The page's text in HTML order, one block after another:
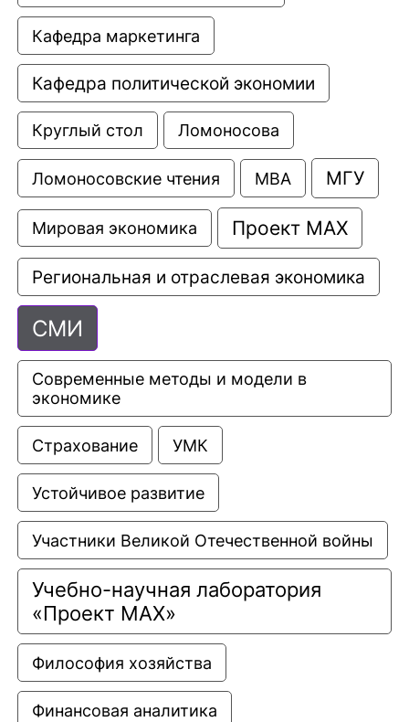
Кафедра маркетинга
Кафедра политической экономии
Круглый стол Ломоносова
Ломоносовские чтения МВА МГУ
Мировая экономика Проект МАХ
Региональная и отраслевая экономика
СМИ
Современные методы и модели в
экономике
Страхование УМК
Устойчивое развитие
Участники Великой Отечественной войны
Учебно-научная лаборатория
«Проект МАХ»
Философия хозяйства
Финансовая аналитика